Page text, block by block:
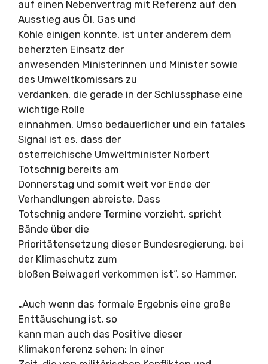
auf einen Nebenvertrag mit Referenz auf den
Ausstieg aus Öl, Gas und
Kohle einigen konnte, ist unter anderem dem
beherzten Einsatz der
anwesenden Ministerinnen und Minister sowie
des Umweltkomissars zu
verdanken, die gerade in der Schlussphase eine
wichtige Rolle
einnahmen. Umso bedauerlicher und ein fatales
Signal ist es, dass der
österreichische Umweltminister Norbert
Totschnig bereits am
Donnerstag und somit weit vor Ende der
Verhandlungen abreiste. Dass
Totschnig andere Termine vorzieht, spricht
Bände über die
Prioritätensetzung dieser Bundesregierung, bei
der Klimaschutz zum
bloßen Beiwagerl verkommen ist“, so Hammer.
„Auch wenn das formale Ergebnis eine große
Enttäuschung ist, so
kann man auch das Positive dieser
Klimakonferenz sehen: In einer